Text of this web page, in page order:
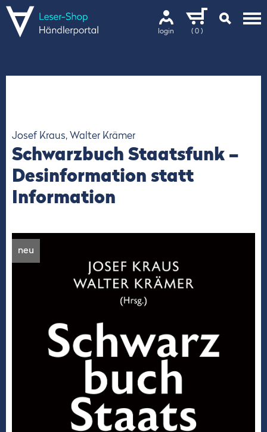
login ( 0 )
Josef Kraus, Walter Krämer
Schwarzbuch Staatsfunk –
Desinformation statt
Information
neu